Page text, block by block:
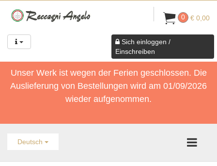
0 € 0,00
Sich einloggen /
Einschreiben
Unser Werk ist wegen der Ferien geschlossen. Die
Auslieferung von Bestellungen wird am 01/09/2026
wieder aufgenommen.
Deutsch